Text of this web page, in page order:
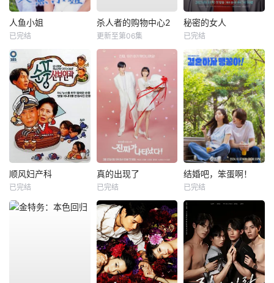
人鱼小姐
已完结
杀人者的购物中心2
更新至第06集
秘密的女人
已完结
顺风妇产科
已完结
真的出现了
已完结
结婚吧，笨蛋啊！
已完结